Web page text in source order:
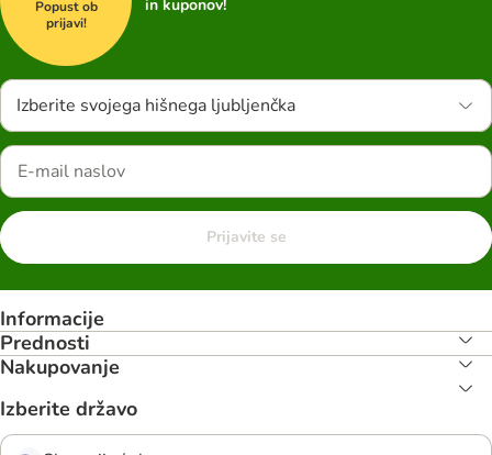
Popust ob
prijavi!
in kuponov!
Izberite svojega hišnega ljubljenčka
Prijavite se
Informacije
Prednosti
Nakupovanje
Izberite državo